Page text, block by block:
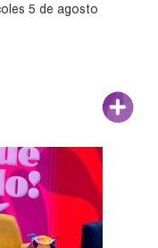
5 de agosto